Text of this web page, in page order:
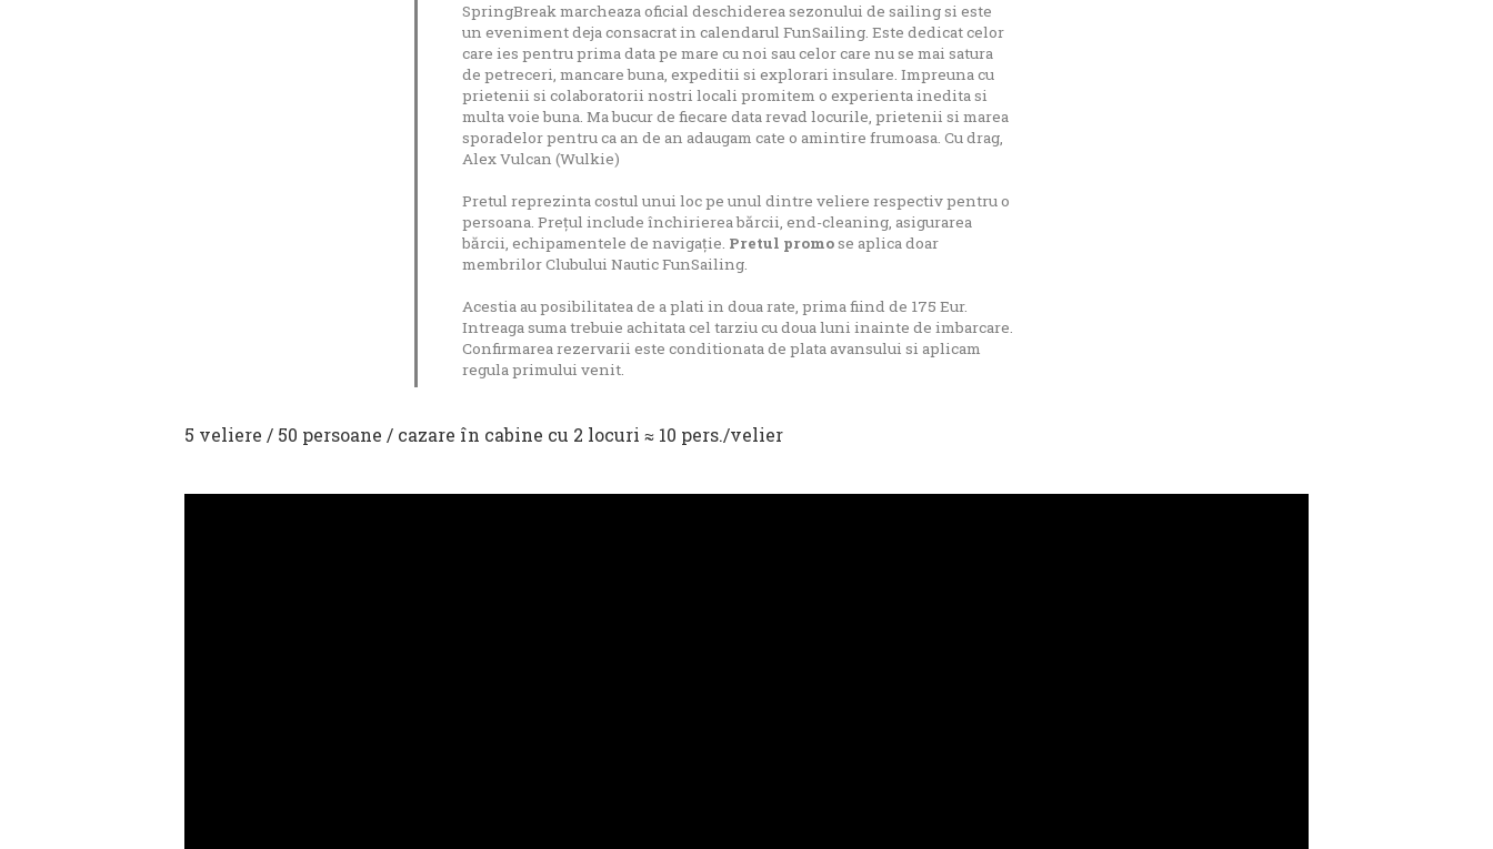
SpringBreak marcheaza oficial deschiderea sezonului de sailing si este
un eveniment deja consacrat in calendarul FunSailing. Este dedicat celor
care ies pentru prima data pe mare cu noi sau celor care nu se mai satura
de petreceri, mancare buna, expeditii si explorari insulare. Impreuna cu
prietenii si colaboratorii nostri locali promitem o experienta inedita si
multa voie buna. Ma bucur de fiecare data revad locurile, prietenii si marea
sporadelor pentru ca an de an adaugam cate o amintire frumoasa. Cu drag,
Alex Vulcan (Wulkie)
Pretul reprezinta costul unui loc pe unul dintre veliere respectiv pentru o
persoana. Prețul include închirierea bărcii, end-cleaning, asigurarea
bărcii, echipamentele de navigație. Pretul promose aplica doar
membrilor Clubului Nautic FunSailing.
Acestia au posibilitatea de a plati in doua rate, prima fiind de 175 Eur.
Intreaga suma trebuie achitata cel tarziu cu doua luni inainte de imbarcare.
Confirmarea rezervarii este conditionata de plata avansului si aplicam
regula primului venit.
5 veliere / 50 persoane / cazare în cabine cu 2 locuri ≈ 10 pers./velier